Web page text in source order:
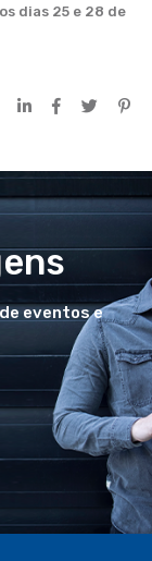
dias 25 e 28 de
eventos e